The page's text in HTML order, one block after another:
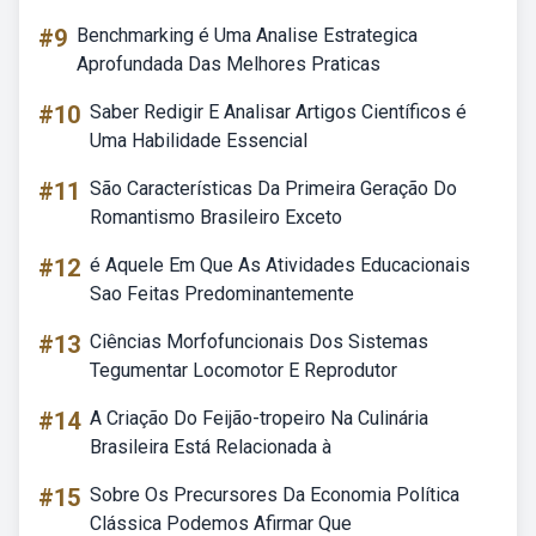
#9 Benchmarking é Uma Analise Estrategica
Aprofundada Das Melhores Praticas
#10 Saber Redigir E Analisar Artigos Científicos é
Uma Habilidade Essencial
#11 São Características Da Primeira Geração Do
Romantismo Brasileiro Exceto
#12 é Aquele Em Que As Atividades Educacionais
Sao Feitas Predominantemente
#13 Ciências Morfofuncionais Dos Sistemas
Tegumentar Locomotor E Reprodutor
#14 A Criação Do Feijão-tropeiro Na Culinária
Brasileira Está Relacionada à
#15 Sobre Os Precursores Da Economia Política
Clássica Podemos Afirmar Que